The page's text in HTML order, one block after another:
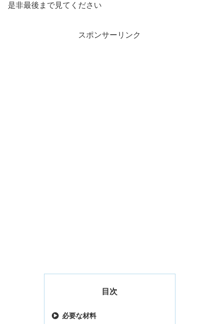
是非最後まで見てください
スポンサーリンク
目次
必要な材料